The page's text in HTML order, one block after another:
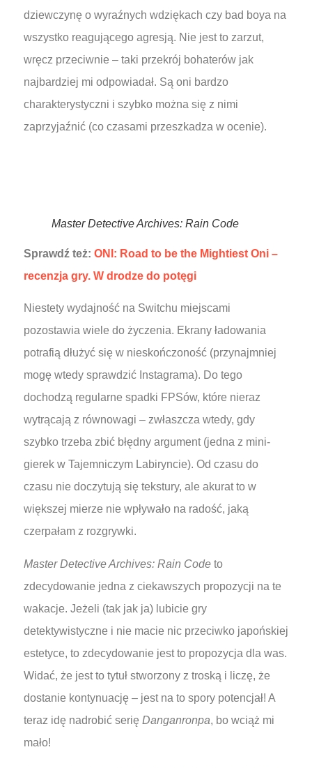
dziewczynę o wyraźnych wdziękach czy bad boya na
wszystko reagującego agresją. Nie jest to zarzut,
wręcz przeciwnie – taki przekrój bohaterów jak
najbardziej mi odpowiadał. Są oni bardzo
charakterystyczni i szybko można się z nimi
zaprzyjaźnić (co czasami przeszkadza w ocenie).
Master Detective Archives: Rain Code
Sprawdź też: ONI: Road to be the Mightiest Oni –
recenzja gry. W drodze do potęgi
Niestety wydajność na Switchu miejscami
pozostawia wiele do życzenia. Ekrany ładowania
potrafią dłużyć się w nieskończoność (przynajmniej
mogę wtedy sprawdzić Instagrama). Do tego
dochodzą regularne spadki FPSów, które nieraz
wytrącają z równowagi – zwłaszcza wtedy, gdy
szybko trzeba zbić błędny argument (jedna z mini-
gierek w Tajemniczym Labiryncie). Od czasu do
czasu nie doczytują się tekstury, ale akurat to w
większej mierze nie wpływało na radość, jaką
czerpałam z rozgrywki.
Master Detective Archives: Rain Code to
zdecydowanie jedna z ciekawszych propozycji na te
wakacje. Jeżeli (tak jak ja) lubicie gry
detektywistyczne i nie macie nic przeciwko japońskiej
estetyce, to zdecydowanie jest to propozycja dla was.
Widać, że jest to tytuł stworzony z troską i liczę, że
dostanie kontynuację – jest na to spory potencjał! A
teraz idę nadrobić serię Danganronpa, bo wciąż mi
mało!